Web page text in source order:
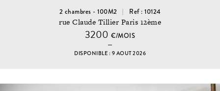
2 chambres - 100M2 Ref : 10124
rue Claude Tillier Paris 12ème
3200€/MOIS
DISPONIBLE : 9 AOUT 2026